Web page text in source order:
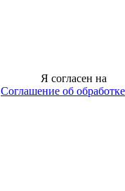
Я согласен на
Соглашение об обработке